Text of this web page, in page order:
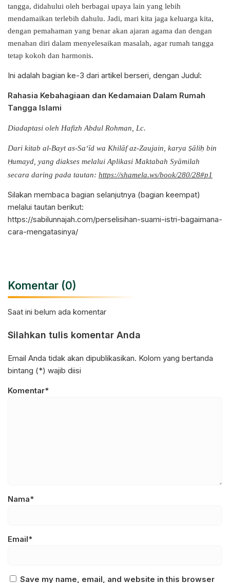
tangga, didahului oleh berbagai upaya lain yang lebih
mendamaikan terlebih dahulu. Jadi, mari kita jaga keluarga kita,
dengan pemahaman yang benar akan ajaran agama dan dengan
menahan diri dalam menyelesaikan masalah, agar rumah tangga
tetap kokoh dan harmonis.
Ini adalah bagian ke-3 dari artikel berseri, dengan Judul:
Rahasia Kebahagiaan dan Kedamaian Dalam Rumah
Tangga Islami
Diadaptasi oleh Hafizh Abdul Rohman, Lc.
Dari kitab al-Bayt as-Sa‘īd wa Khilāf az-Zaujain, karya Ṣāliḥ bin
Ḥumayd, yang diakses melalui Aplikasi Maktabah Syāmilah
secara daring pada tautan: https://shamela.ws/book/280/28#p1
Silakan membaca bagian selanjutnya (bagian keempat)
melalui tautan berikut:
https://sabilunnajah.com/perselisihan-suami-istri-bagaimana-
cara-mengatasinya/
Komentar (0)
Saat ini belum ada komentar
Silahkan tulis komentar Anda
Email Anda tidak akan dipublikasikan. Kolom yang bertanda
bintang (*) wajib diisi
Komentar*
Nama*
Email*
Save my name, email, and website in this browser